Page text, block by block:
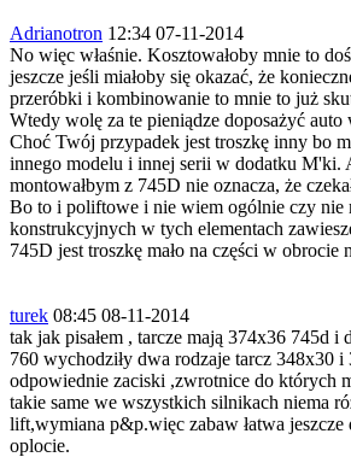
Adrianotron 12:34 07-11-2014
No więc właśnie. Kosztowałoby mnie to
jeszcze jeśli miałoby się okazać, że
przeróbki i kombinowanie to mnie to już
Wtedy wolę za te pieniądze doposażyć
Choć Twój przypadek jest troszkę inny bo
innego modelu i innej serii w dodatku M'ki.
montowałbym z 745D nie oznacza, że
Bo to i poliftowe i nie wiem ogólnie czy nie
konstrukcyjnych w tych elementach
745D jest troszkę mało na części w obrocie
turek 08:45 08-11-2014
tak jak pisałem , tarcze mają 374x36 745d
760 wychodziły dwa rodzaje tarcz 348x30 i
odpowiednie zaciski ,zwrotnice do których
takie same we wszystkich silnikach niema
lift,wymiana p&p.więc zabaw łatwa jeszcze
oplocie.